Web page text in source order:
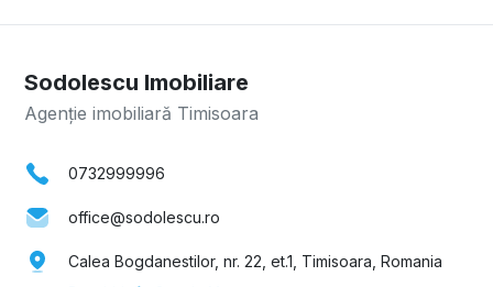
Sodolescu Imobiliare
Agenție imobiliară Timisoara
0732999996
office@sodolescu.ro
Calea Bogdanestilor, nr. 22, et.1, Timisoara, Romania